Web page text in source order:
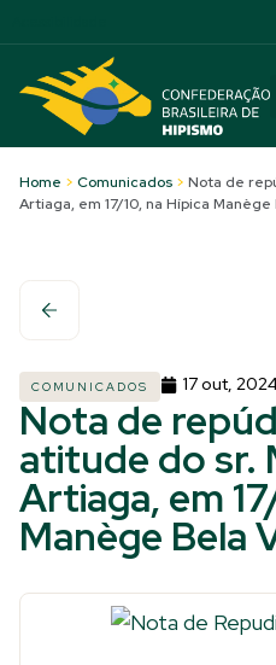
Home > Comunicados > Nota de
Artiaga, em 17/10, na Hípica Manège
COMUNICADOS 17 out,
Nota de
atitude do sr.
Artiaga, em
Manège Bela